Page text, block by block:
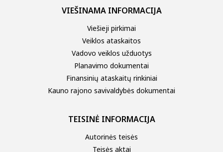
VIEŠINAMA INFORMACIJA
Viešieji pirkimai
Veiklos ataskaitos
Vadovo veiklos užduotys
Planavimo dokumentai
Finansinių ataskaitų rinkiniai
Kauno rajono savivaldybės dokumentai
TEISINĖ INFORMACIJA
Autorinės teisės
Teisės aktai